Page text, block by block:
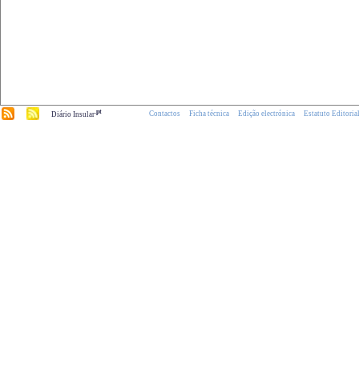
Diário Insular.pt Contactos Ficha técnica Edição electrónica Estatuto Editorial